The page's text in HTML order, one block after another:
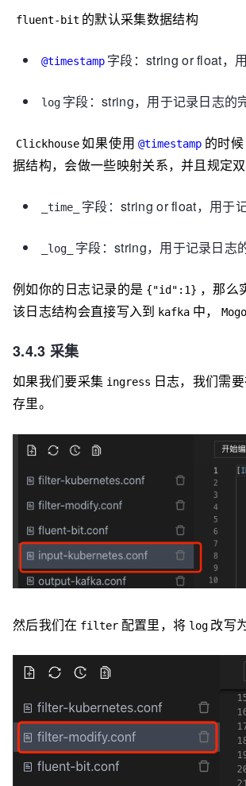
fluent-bit 的默认采集数据结构
@timestamp 字段：string or float，
log 字段：string，用于记录日志的
Clickhouse 如果使用 @timestamp 的时
据结构，会做一些映射关系，并且规定
_time_ 字段：string or float，用于
_log_ 字段：string，用于记录日志
例如你的日志记录的是 {"id":1} ，那么
该日志结构会直接写入到 kafka 中， Mogo
3.4.3 采集
如果我们要采集 ingress 日志，我们需
存里。
然后我们在 filter 配置里，将 log 改写